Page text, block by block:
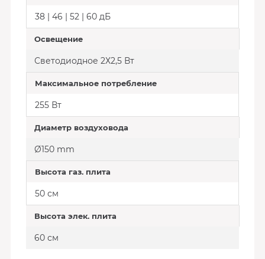
38 | 46 | 52 | 60 дБ
Освещение
Светодиодное 2Х2,5 Вт
Максимальное потребление
255 Вт
Диаметр воздуховода
Ø150 mm
Высота газ. плита
50 см
Высота элек. плита
60 см